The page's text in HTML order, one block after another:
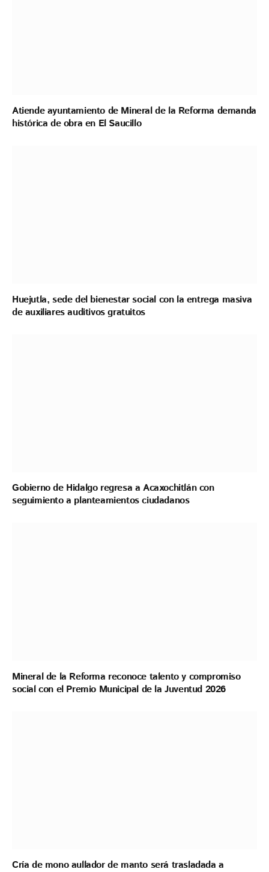
Atiende ayuntamiento de Mineral de la Reforma demanda
histórica de obra en El Saucillo
Huejutla, sede del bienestar social con la entrega masiva
de auxiliares auditivos gratuitos
Gobierno de Hidalgo regresa a Acaxochitlán con
seguimiento a planteamientos ciudadanos
Mineral de la Reforma reconoce talento y compromiso
social con el Premio Municipal de la Juventud 2026
Cría de mono aullador de manto será trasladada a